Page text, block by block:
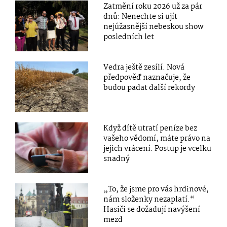
Zatmění roku 2026 už za pár
dnů: Nenechte si ujít
nejúžasnější nebeskou show
posledních let
Vedra ještě zesílí. Nová
předpověď naznačuje, že
budou padat další rekordy
Když dítě utratí peníze bez
vašeho vědomí, máte právo na
jejich vrácení. Postup je vcelku
snadný
„To, že jsme pro vás hrdinové,
nám složenky nezaplatí.“
Hasiči se dožadují navýšení
mezd